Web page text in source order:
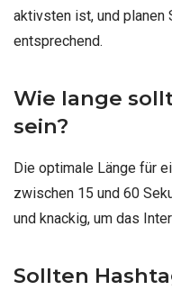
aktivsten ist, und planen
entsprechend.
Wie lange
sein?
Die optimale Länge für
zwischen 15 und 60
und knackig, um das
Sollten